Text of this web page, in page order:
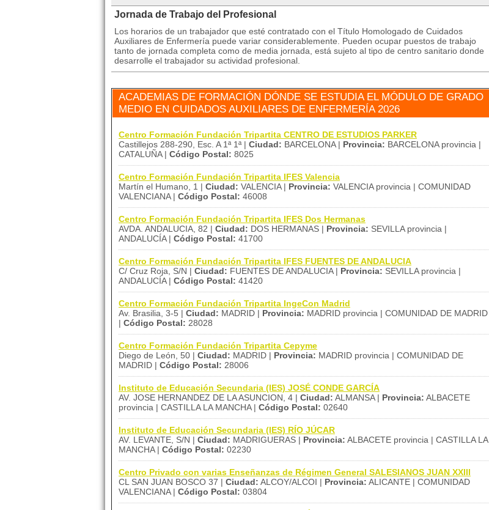
Jornada de Trabajo del Profesional
Los horarios de un trabajador que esté contratado con el Título Homologado de Cuidados
Auxiliares de Enfermería puede variar considerablemente. Pueden ocupar puestos de trabajo
tanto de jornada completa como de media jornada, está sujeto al tipo de centro sanitario donde
desarrolle el trabajador su actividad profesional.
ACADEMIAS DE FORMACIÓN DÓNDE SE ESTUDIA EL MÓDULO DE GRADO
MEDIO EN CUIDADOS AUXILIARES DE ENFERMERÍA 2026
Centro Formación Fundación Tripartita CENTRO DE ESTUDIOS PARKER
Castillejos 288-290, Esc. A 1ª 1ª | Ciudad: BARCELONA | Provincia: BARCELONA provincia |
CATALUÑA | Código Postal: 8025
Centro Formación Fundación Tripartita IFES Valencia
Martín el Humano, 1 | Ciudad: VALENCIA | Provincia: VALENCIA provincia | COMUNIDAD
VALENCIANA | Código Postal: 46008
Centro Formación Fundación Tripartita IFES Dos Hermanas
AVDA. ANDALUCIA, 82 | Ciudad: DOS HERMANAS | Provincia: SEVILLA provincia |
ANDALUCÍA | Código Postal: 41700
Centro Formación Fundación Tripartita IFES FUENTES DE ANDALUCIA
C/ Cruz Roja, S/N | Ciudad: FUENTES DE ANDALUCIA | Provincia: SEVILLA provincia |
ANDALUCÍA | Código Postal: 41420
Centro Formación Fundación Tripartita IngeCon Madrid
Av. Brasilia, 3-5 | Ciudad: MADRID | Provincia: MADRID provincia | COMUNIDAD DE MADRID
| Código Postal: 28028
Centro Formación Fundación Tripartita Cepyme
Diego de León, 50 | Ciudad: MADRID | Provincia: MADRID provincia | COMUNIDAD DE
MADRID | Código Postal: 28006
Instituto de Educación Secundaria (IES) JOSÉ CONDE GARCÍA
AV. JOSE HERNANDEZ DE LA ASUNCION, 4 | Ciudad: ALMANSA | Provincia: ALBACETE
provincia | CASTILLA LA MANCHA | Código Postal: 02640
Instituto de Educación Secundaria (IES) RÍO JÚCAR
AV. LEVANTE, S/N | Ciudad: MADRIGUERAS | Provincia: ALBACETE provincia | CASTILLA LA
MANCHA | Código Postal: 02230
Centro Privado con varias Enseñanzas de Régimen General SALESIANOS JUAN XXIII
CL SAN JUAN BOSCO 37 | Ciudad: ALCOY/ALCOI | Provincia: ALICANTE | COMUNIDAD
VALENCIANA | Código Postal: 03804